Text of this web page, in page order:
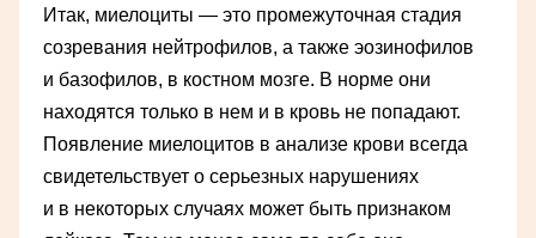
Итак, миелоциты — это промежуточная стадия
созревания нейтрофилов, а также эозинофилов
и базофилов, в костном мозге. В норме они
находятся только в нем и в кровь не попадают.
Появление миелоцитов в анализе крови всегда
свидетельствует о серьезных нарушениях
и в некоторых случаях может быть признаком